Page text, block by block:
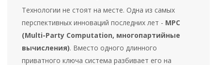
Технологии не стоят на месте. Одна из самых
перспективных инноваций последних лет - MPC
(Multi-Party Computation, многопартийные
вычисления). Вместо одного длинного
приватного ключа система разбивает его на